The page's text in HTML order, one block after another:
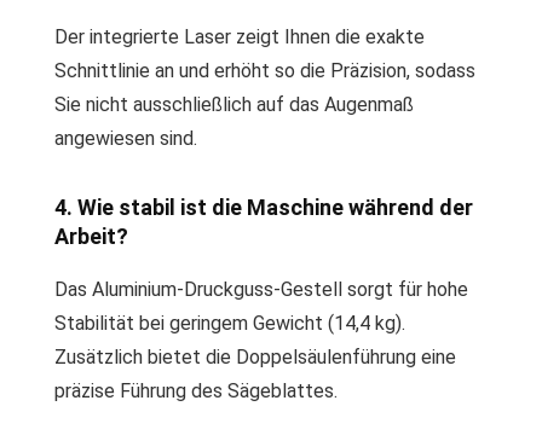
Der integrierte Laser zeigt Ihnen die exakte
Schnittlinie an und erhöht so die Präzision, sodass
Sie nicht ausschließlich auf das Augenmaß
angewiesen sind.
4. Wie stabil ist die Maschine während der
Arbeit?
Das Aluminium-Druckguss-Gestell sorgt für hohe
Stabilität bei geringem Gewicht (14,4 kg).
Zusätzlich bietet die Doppelsäulenführung eine
präzise Führung des Sägeblattes.